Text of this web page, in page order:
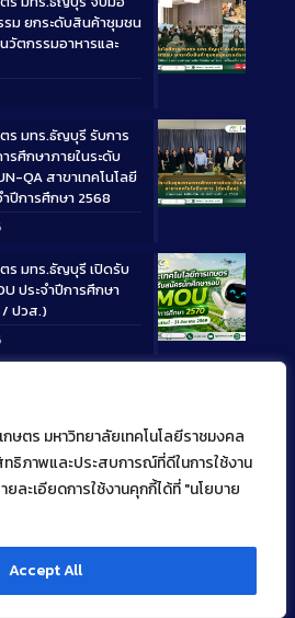
กษตร มหาวิทยาลัยเทคโนโลยีราชมงคล
ธิภาพและประสบการณ์ที่ดีในการใช้งาน
ยละเอียดการใช้งานคุกกี้ได้ที่ "นโยบาย
Accept All
Long
ม ยกระดับสินค้าชุมชน
วัตกรรมอาหารและ
Long
ร มทร.ธัญบุรี รับการ
รศึกษาภายในระดับ
QA สาขาเทคโนโลยี
ปีการศึกษา 2568
Long
Description
ร มทร.ธัญบุรี เปิดรับ
ประจำปีการศึกษา
ปวส.)